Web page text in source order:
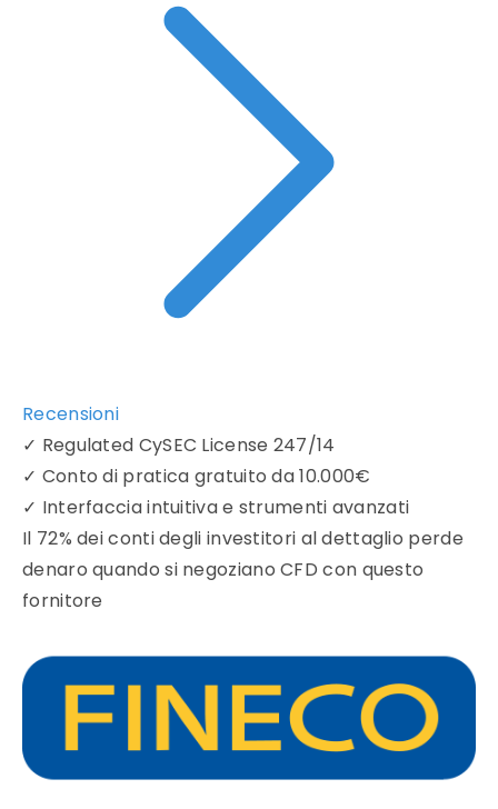
Recensioni
✓ Regulated CySEC License 247/14
✓ Conto di pratica gratuito da 10.000€
✓ Interfaccia intuitiva e strumenti avanzati
Il 72% dei conti degli investitori al dettaglio perde
denaro quando si negoziano CFD con questo
fornitore